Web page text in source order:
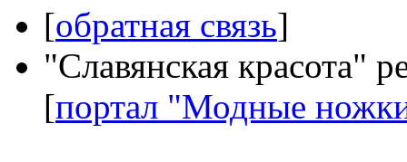
[обратная связь]
"Славянская красота"
[портал "Модные